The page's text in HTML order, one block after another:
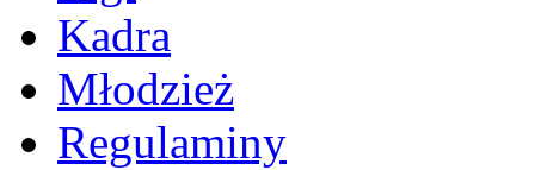
Kadra
Młodzież
Regulaminy